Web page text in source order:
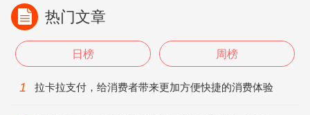
热门文章
日榜 周榜
1 拉卡拉支付，给消费者带来更加方便快捷的消费体验